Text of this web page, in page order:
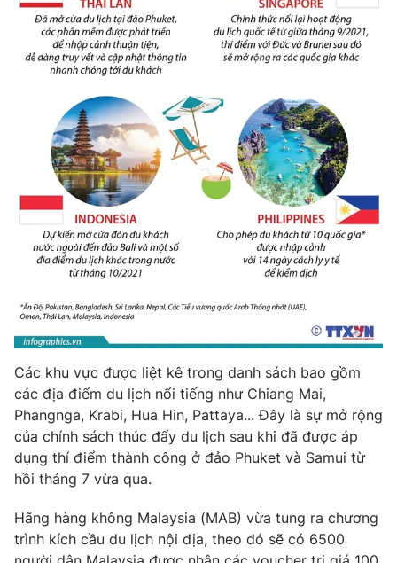
VTV4 Vươn mình bằng AI
VTV8
Liên hệ tòa soạn English
THỜI BÁO VTV
Theo dõi báo trên
Cơ quan chủ quản: Đài Truyền hình Việt Nam
Cơ quan báo chí:Thời báo VTV
Giấy phép hoạt động báo in và báo điện tử số 483/GP-BTTTT
cấp ngày 29/12/2023
Tổng Biên tập:Vũ Thanh Thủy
Nguyễn Trọng Ninh
Tổng đài VTV:024.38 355 931 - 024.38 355 932
Các khu vực được liệt kê trong danh sách bao gồm
các địa điểm du lịch nổi tiếng như Chiang Mai,
Phangnga, Krabi, Hua Hin, Pattaya... Đây là sự mở rộng
của chính sách thúc đẩy du lịch sau khi đã được áp
dụng thí điểm thành công ở đảo Phuket và Samui từ
hồi tháng 7 vừa qua.
Hãng hàng không Malaysia (MAB) vừa tung ra chương
trình kích cầu du lịch nội địa, theo đó sẽ có 6500